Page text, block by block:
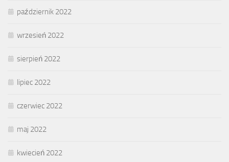
październik 2022
wrzesień 2022
sierpień 2022
lipiec 2022
czerwiec 2022
maj 2022
kwiecień 2022